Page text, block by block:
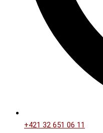
+421 32 651 06 11